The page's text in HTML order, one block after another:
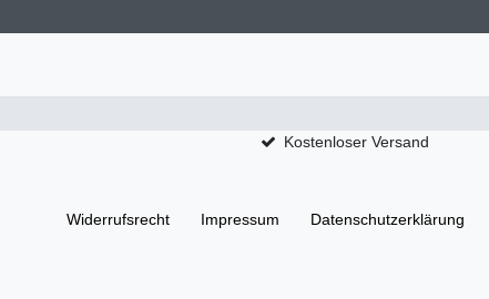
Kostenloser Versand
Widerrufs­recht Impressum Daten­schutz­erklärung